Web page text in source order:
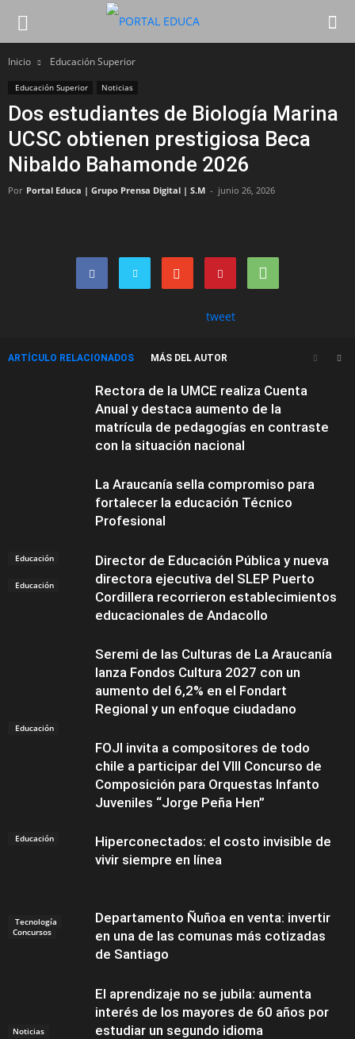
Inicio Educación Superior
Educación Superior Noticias
Dos estudiantes de Biología Marina
UCSC obtienen prestigiosa Beca
Nibaldo Bahamonde 2026
Por Portal Educa | Grupo Prensa Digital | S.M - junio 26, 2026
tweet
ARTÍCULO RELACIONADOS MÁS DEL AUTOR
Educación
Rectora de la UMCE realiza Cuenta
Anual y destaca aumento de la
matrícula de pedagogías en contraste
con la situación nacional
Educación
La Araucanía sella compromiso para
fortalecer la educación Técnico
Profesional
Educación
Director de Educación Pública y nueva
directora ejecutiva del SLEP Puerto
Cordillera recorrieron establecimientos
educacionales de Andacollo
Educación
Seremi de las Culturas de La Araucanía
lanza Fondos Cultura 2027 con un
aumento del 6,2% en el Fondart
Regional y un enfoque ciudadano
Concursos
FOJI invita a compositores de todo
chile a participar del VIII Concurso de
Composición para Orquestas Infanto
Juveniles “Jorge Peña Hen”
Tecnología
Hiperconectados: el costo invisible de
vivir siempre en línea
Noticias
Departamento Ñuñoa en venta: invertir
en una de las comunas más cotizadas
de Santiago
El aprendizaje no se jubila: aumenta
interés de los mayores de 60 años por
estudiar un segundo idioma